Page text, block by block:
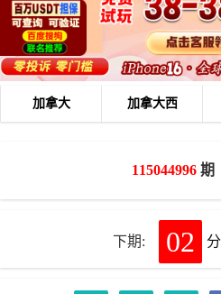
加拿大 加拿大西
115044996 期
下期: 02 分